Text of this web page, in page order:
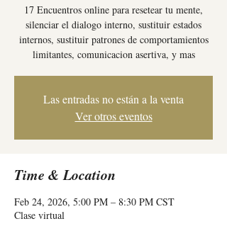
17 Encuentros online para resetear tu mente,
silenciar el dialogo interno, sustituir estados
internos, sustituir patrones de comportamientos
limitantes, comunicacion asertiva, y mas
Las entradas no están a la venta
Ver otros eventos
Time & Location
Feb 24, 2026, 5:00 PM – 8:30 PM CST
Clase virtual